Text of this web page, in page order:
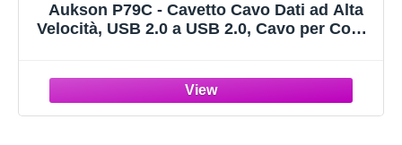
Aukson P79C - Cavetto Cavo Dati ad Alta
Velocità, USB 2.0 a USB 2.0, Cavo per Copia